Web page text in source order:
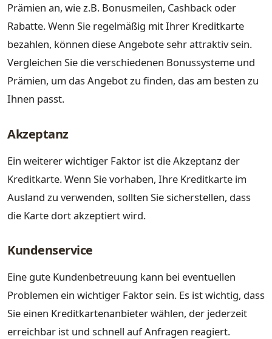
Prämien an, wie z.B. Bonusmeilen, Cashback oder
Rabatte. Wenn Sie regelmäßig mit Ihrer Kreditkarte
bezahlen, können diese Angebote sehr attraktiv sein.
Vergleichen Sie die verschiedenen Bonussysteme und
Prämien, um das Angebot zu finden, das am besten zu
Ihnen passt.
Akzeptanz
Ein weiterer wichtiger Faktor ist die Akzeptanz der
Kreditkarte. Wenn Sie vorhaben, Ihre Kreditkarte im
Ausland zu verwenden, sollten Sie sicherstellen, dass
die Karte dort akzeptiert wird.
Kundenservice
Eine gute Kundenbetreuung kann bei eventuellen
Problemen ein wichtiger Faktor sein. Es ist wichtig, dass
Sie einen Kreditkartenanbieter wählen, der jederzeit
erreichbar ist und schnell auf Anfragen reagiert.